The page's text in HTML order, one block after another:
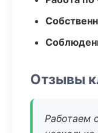
Отзывы
Работаем